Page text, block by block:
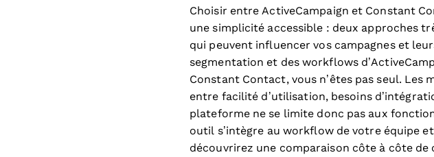
Choisir entre ActiveCampaign et Constant
une simplicité accessible : deux approches
qui peuvent influencer vos campagnes et
segmentation et des workflows
Constant Contact, vous n’êtes pas seul.
entre facilité d’utilisation, besoins
plateforme ne se limite donc pas aux
outil s’intègre au workflow de votre équipe
découvrirez une comparaison côte à côte de